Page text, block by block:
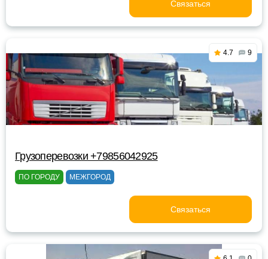
Связаться
4.7 9
Грузоперевозки +79856042925
ПО ГОРОДУ МЕЖГОРОД
Связаться